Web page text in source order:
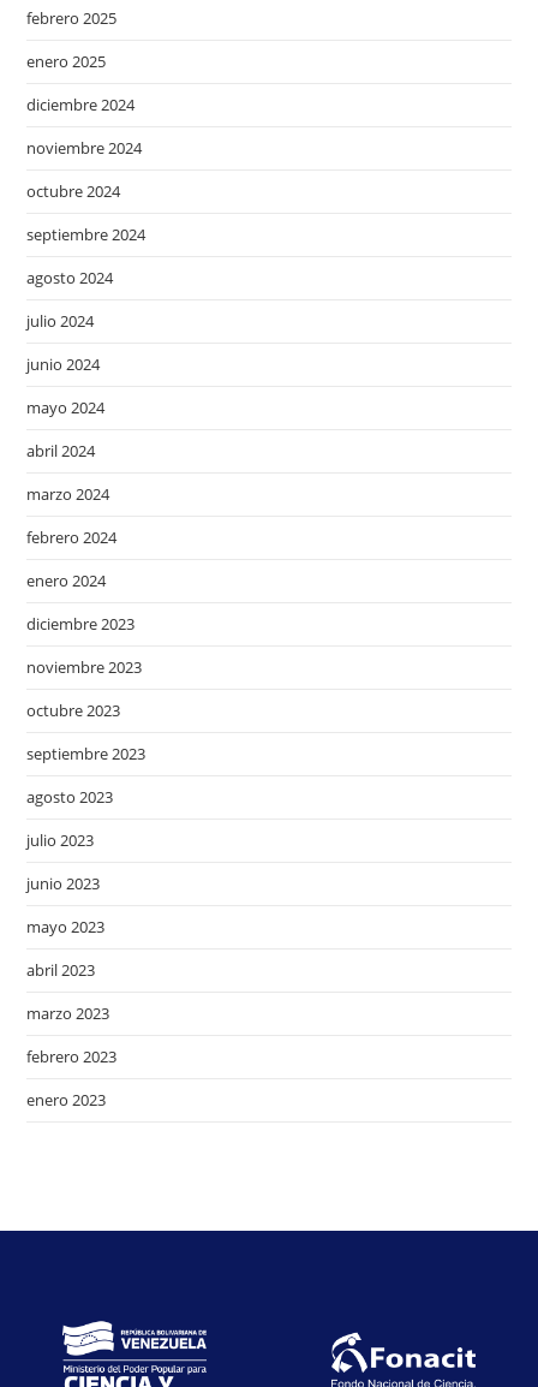
febrero 2025
enero 2025
diciembre 2024
noviembre 2024
octubre 2024
septiembre 2024
agosto 2024
julio 2024
junio 2024
mayo 2024
abril 2024
marzo 2024
febrero 2024
enero 2024
diciembre 2023
noviembre 2023
octubre 2023
septiembre 2023
agosto 2023
julio 2023
junio 2023
mayo 2023
abril 2023
marzo 2023
febrero 2023
enero 2023